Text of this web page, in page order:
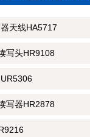
天线HA5717
写头HR9108
写器HR2878